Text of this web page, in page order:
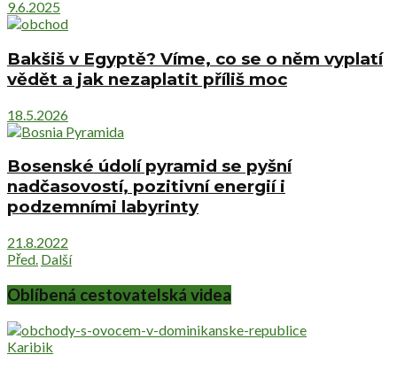
9.6.2025
Bakšiš v Egyptě? Víme, co se o něm vyplatí
vědět a jak nezaplatit příliš moc
18.5.2026
Bosenské údolí pyramid se pyšní
nadčasovostí, pozitivní energií i
podzemními labyrinty
21.8.2022
Před. Další
Oblíbená cestovatelská videa
Karibik